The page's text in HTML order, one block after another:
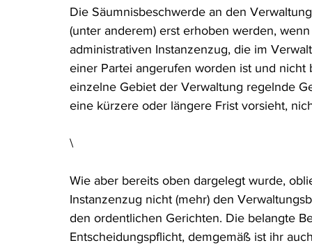
Die Säumnisbeschwerde an den
(unter anderem) erst erhoben werden,
administrativen Instanzenzug, die im
einer Partei angerufen worden ist und
einzelne Gebiet der Verwaltung regelnde
eine kürzere oder längere Frist vorsieht,
\
Wie aber bereits oben dargelegt wurde,
Instanzenzug nicht (mehr) den
den ordentlichen Gerichten. Die belangte
Entscheidungspflicht, demgemäß ist ihr